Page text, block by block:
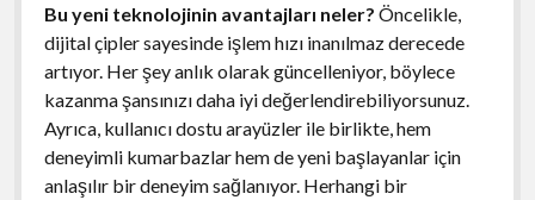
Bu yeni teknolojinin avantajları neler? Öncelikle,
dijital çipler sayesinde işlem hızı inanılmaz derecede
artıyor. Her şey anlık olarak güncelleniyor, böylece
kazanma şansınızı daha iyi değerlendirebiliyorsunuz.
Ayrıca, kullanıcı dostu arayüzler ile birlikte, hem
deneyimli kumarbazlar hem de yeni başlayanlar için
anlaşılır bir deneyim sağlanıyor. Herhangi bir